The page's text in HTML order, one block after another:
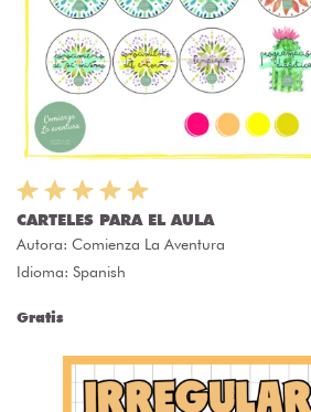
CARTELES PARA EL AULA
Autora: Comienza La Aventura
Idioma: Spanish
Gratis